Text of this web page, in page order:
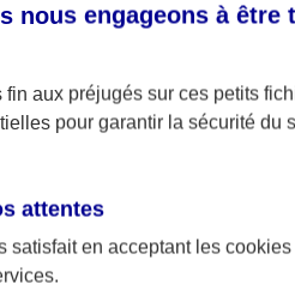
nous engageons à
fin aux préjugés sur ces petits
pour garantir la sécurité du
attentes
satisfait en acceptant les cookies